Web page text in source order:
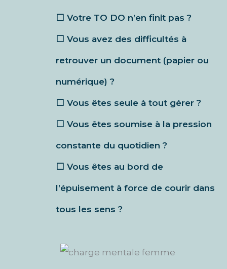
⬜️ Votre TO DO n’en finit pas ?
⬜️ Vous avez des difficultés à
retrouver un document (papier ou
numérique) ?
⬜️ Vous êtes seule à tout gérer ?
⬜️ Vous êtes soumise à la pression
constante du quotidien ?
⬜️ Vous êtes au bord de
l’épuisement à force de courir dans
tous les sens ?